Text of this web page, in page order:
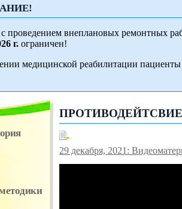
проведением внеплановых ремонтных
г. ограничен!
медицинской реабилитации
29 декабря, 2021: